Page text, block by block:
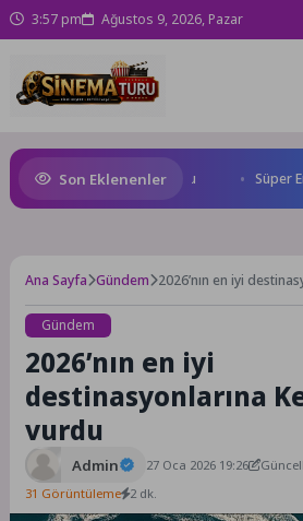
3:57 pm Ağustos 9, 2026, Pazar
Son Eklenenler
özel asfalt dokunuşu Süper
Ana Sayfa Gündem 2026’nın en iyi
Gündem
2026’nın en iyi
destinasyonlarına
vurdu
Admin 27 Oca 2026 19:26
31 Görüntüleme 2 dk.